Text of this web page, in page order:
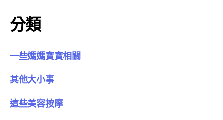
分類
一些媽媽寶寶相關
其他大小事
這些美容按摩